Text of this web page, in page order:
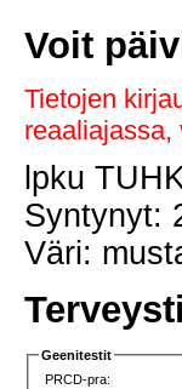
Voit
Tietojen
reaaliajassa,
lpku
Syntynyt:
Väri:
Geenitestit
PRCD-pra: